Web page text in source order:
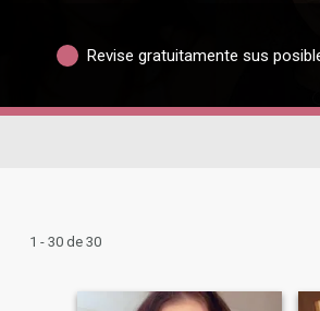
Revise gratuitamente sus
1 - 30 de 30